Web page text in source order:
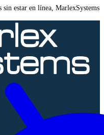
sin estar en línea, MarlexSystems